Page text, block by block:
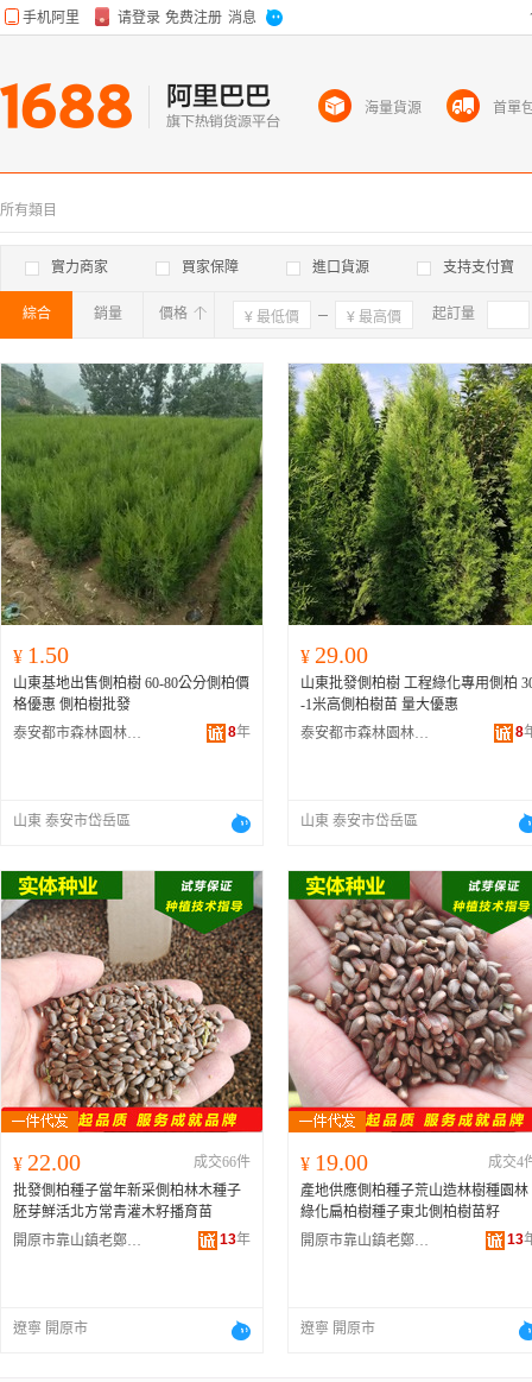
所有類目
實力商家 買家保障 進口貨源 支持支付寶
綜合 銷量 價格 確定 起訂量
¥ 1.50
山東基地出售側柏樹 60-80公分側柏價
格優惠 側柏樹批發
泰安都市森林園林綠化有限公司
8年
山東 泰安市岱岳區
¥ 29.00
山東批發側柏樹 工程綠化專用側柏
-1米高側柏樹苗 量大優惠
泰安都市森林園林綠化有限公司
8
山東 泰安市岱岳區
¥ 22.00
成交66件
批發側柏種子當年新采側柏林木種子
胚芽鮮活北方常青灌木籽播育苗
開原市靠山鎮老鄭苗圃
13年
遼寧 開原市
¥ 19.00
成交4
產地供應側柏種子荒山造林樹種園林
綠化扁柏樹種子東北側柏樹苗籽
開原市靠山鎮老鄭苗圃
13
遼寧 開原市
海量貨源 首單